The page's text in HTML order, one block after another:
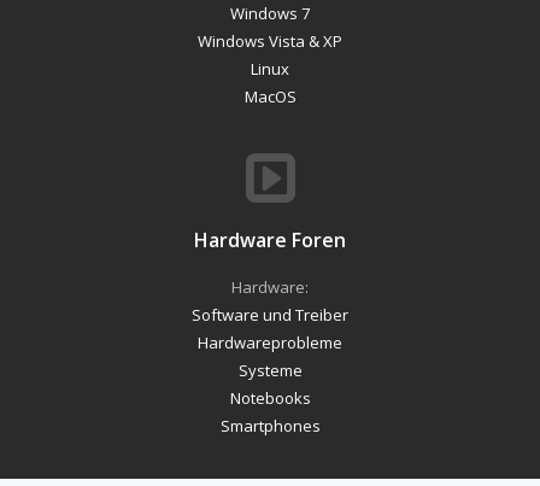
Windows 7
Windows Vista & XP
Linux
MacOS
Hardware Foren
Hardware:
Software und Treiber
Hardwareprobleme
Systeme
Notebooks
Smartphones